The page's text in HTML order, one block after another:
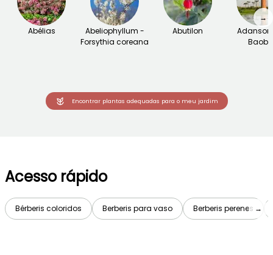
Abélias
Abeliophyllum -
Forsythia coreana
Abutilon
Baobá
→
Encontrar plantas adequadas para o meu jardim
Acesso rápido
Bérberis coloridos Berberis para vaso Berberis perenes →